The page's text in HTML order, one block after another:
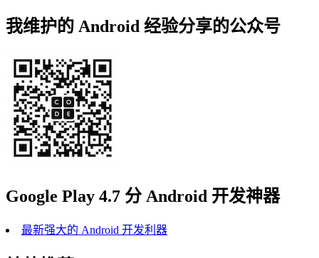
我维护的 Android 经验分享的公众号
Google Play 4.7 分 Android 开发神器
最新强大的 Android 开发利器